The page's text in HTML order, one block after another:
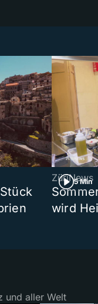
5 Min
ZüriNews
wird
und aller Welt